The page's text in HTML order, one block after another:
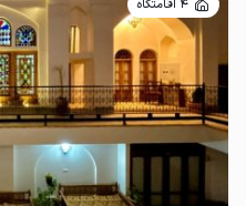
4 اقامتگاه